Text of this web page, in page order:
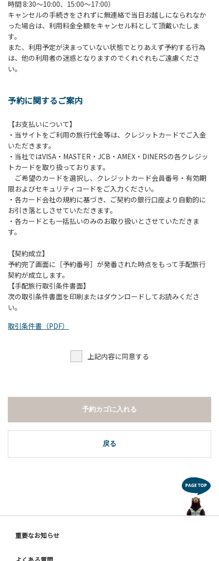
続きを行ってください。午後5時過ぎにお越しの方は、翌朝
手続きを行ってください。
４、車両は、荷物の積み下ろし時以外は、駐車場にとめてく
ださい。
５、チェックアウトは、午前10時まで（日帰り使用の場合は
午後5時まで）です。チェックインの手続きを行っていない
方や使用人数が増えた場合は、必ず手続きを行ってくださ
ら午前10時までの間にゴミステーションに出してください。
は、お持ち帰りをお願いします。
【禁止事項】
カラオケ、発電機、地面での直火による焚き火、キャンプフ
ァイヤー、打ち上げ式花火、テントサウナの設置
【注意事項】
当キャンプ場のそばを流れる歴舟川は、上流で雨が降ると短
時間で増水し、川原で遊んでいると大変危険な状態になりや
すく、過去にも増水により人が流される事故が数件起きてい
（１）川原にテントやタープを張らない。
（２）雨が降ったときは川原で遊ばない。
（３）カムイコタン公園キャンプ場で雨が降らなくても、上
流で雨が降り急に増水することがあるので、水の濁りに注意
し、濁り始めたときには直ちに川原での遊びを中止する。
（４）キャンプ場の管理者や地元住民から川についての注意
時間 8:30～10:00、15:00～17:00）
キャンセルの手続きをされずに無連絡で当日お越しになられなか
った場合は、利用料金全額をキャンセル料として頂戴いたしま
す。
また、利用予定が決まっていない状態でとりあえず予約する行為
は、他の利用者の迷惑となりますのでくれぐれもご遠慮くださ
い。
予約に関するご案内
【お支払いについて】
・当サイトをご利用の旅行代金等は、クレジットカードでご入金
いただきます。
・当社ではVISA・MASTER・JCB・AMEX・DINERSの各クレジッ
トカードを取り扱っております。
ご希望のカードを選択し、クレジットカード会員番号・有効期
限およびセキュリティコードをご入力ください。
・各カード会社の規約に基づき、ご契約の銀行口座より自動的に
お引き落としさせていただきます。
・各カードとも一括払いのみのお取り扱いとさせていただきま
す。
【契約成立】
予約完了画面に［予約番号］が発番された時点をもって手配旅行
契約が成立します。
【手配旅行取引条件書面】
次の取引条件書面を印刷またはダウンロードしてお読みくださ
い。
取引条件書（PDF）
上記内容に同意する
戻る
予約カゴに入れる
重要なお知らせ